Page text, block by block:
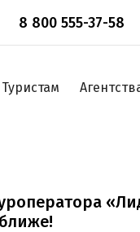
8 800 555-37-58
Туристам